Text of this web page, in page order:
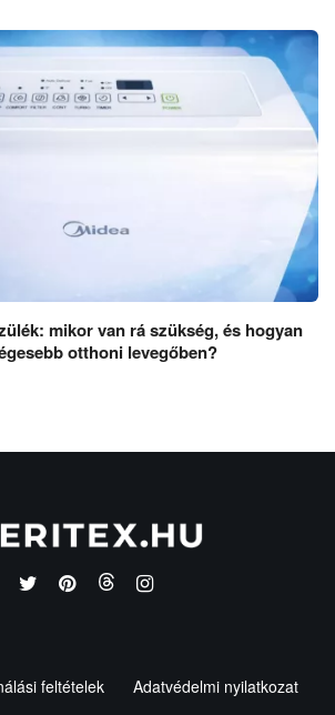
mikor van rá szükség, és hogyan
otthoni levegőben?
feltételek Adatvédelmi nyilatkozat